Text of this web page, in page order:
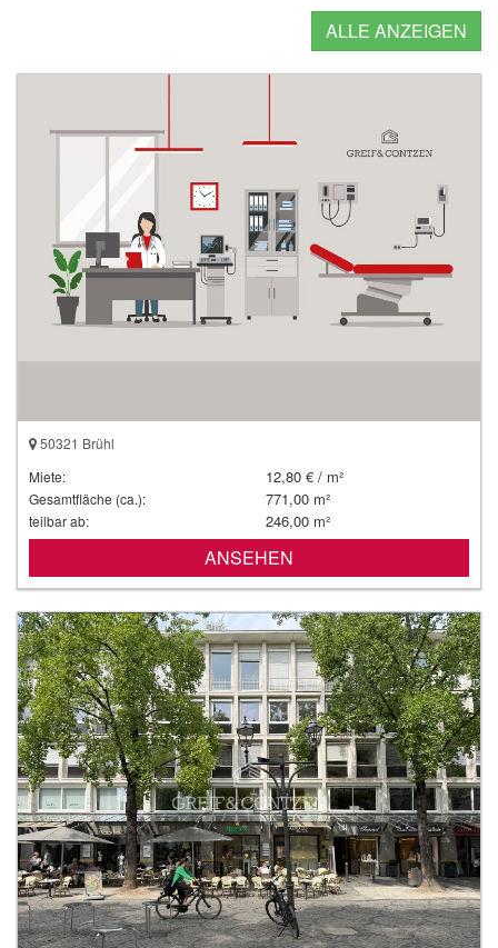
ALLE ANZEIGEN
50321 Brühl
Miete:
12,80 € / m²
Gesamtfläche (ca.): 771,00 m²
teilbar ab: 246,00 m²
ANSEHEN